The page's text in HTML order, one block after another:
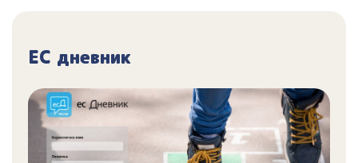
ЕС дневник